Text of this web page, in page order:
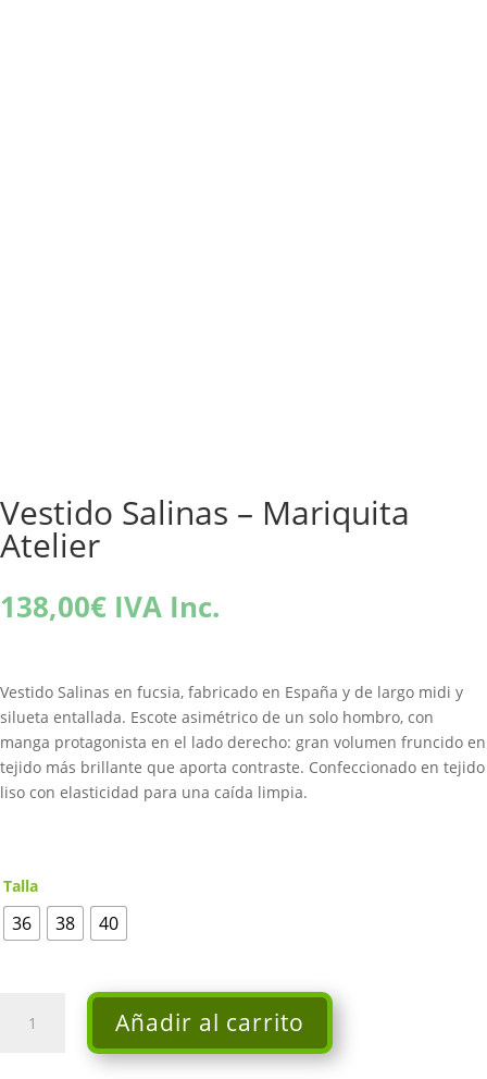
Vestido Salinas – Mariquita
Atelier
138,00€ IVA Inc.
Vestido Salinas en fucsia, fabricado en España y de largo midi y
silueta entallada. Escote asimétrico de un solo hombro, con
manga protagonista en el lado derecho: gran volumen fruncido en
tejido más brillante que aporta contraste. Confeccionado en tejido
liso con elasticidad para una caída limpia.
Talla
36 38 40
Salinas
Añadir al carrito